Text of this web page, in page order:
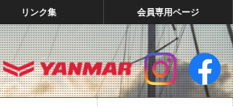
リンク集 会員専用ページ